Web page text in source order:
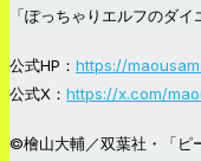
「ぽっちゃりエルフのダイ
公式HP： https://
公式X： https://x.com/
©檜山大輔／双葉社・「ピ